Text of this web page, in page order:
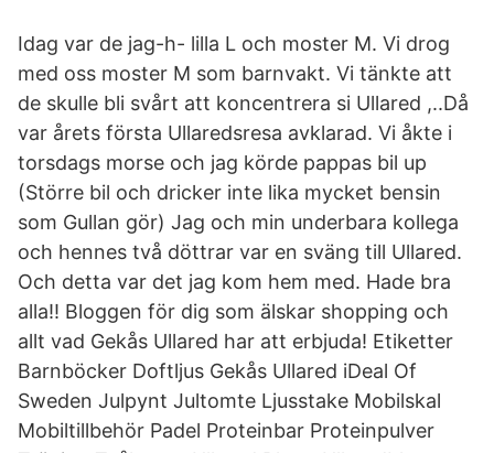
Idag var de jag-h- lilla L och moster M. Vi drog
med oss moster M som barnvakt. Vi tänkte att
de skulle bli svårt att koncentrera si Ullared ,..Då
var årets första Ullaredsresa avklarad. Vi åkte i
torsdags morse och jag körde pappas bil up
(Större bil och dricker inte lika mycket bensin
som Gullan gör) Jag och min underbara kollega
och hennes två döttrar var en sväng till Ullared.
Och detta var det jag kom hem med. Hade bra
alla!! Bloggen för dig som älskar shopping och
allt vad Gekås Ullared har att erbjuda! Etiketter
Barnböcker Doftljus Gekås Ullared iDeal Of
Sweden Julpynt Jultomte Ljusstake Mobilskal
Mobiltillbehör Padel Proteinbar Proteinpulver